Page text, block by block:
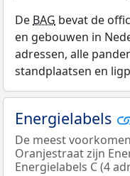
De BAG bevat de
en gebouwen in
adressen, alle
standplaatsen en
Energielabels
De meest
Oranjestraat zijn
Energielabels C (4